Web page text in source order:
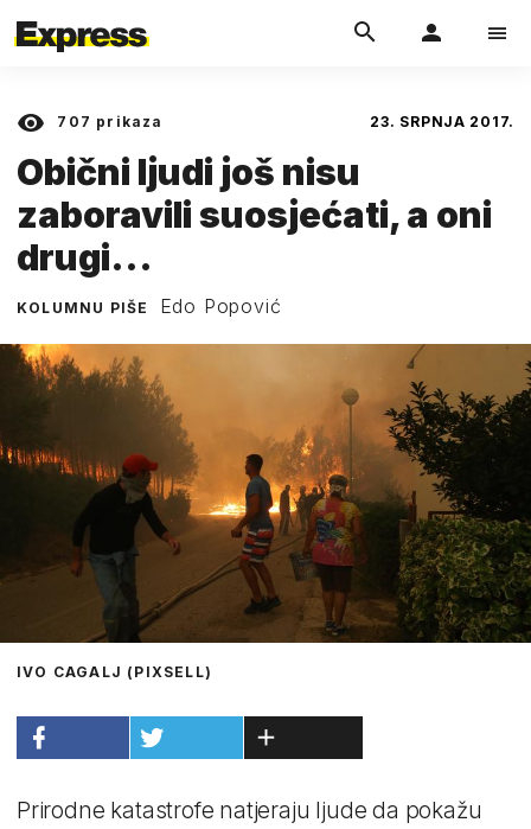
707 prikaza 23. SRPNJA 2017.
Obični ljudi još nisu
zaboravili suosjećati, a oni
drugi...
KOLUMNU PIŠE Edo Popović
IVO CAGALJ (PIXSELL)
Prirodne katastrofe natjeraju ljude da pokažu